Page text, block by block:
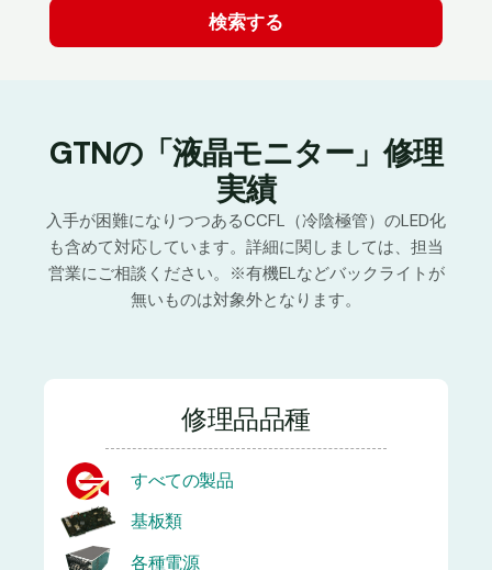
GTNの「液晶モニター」修理
実績
入手が困難になりつつあるCCFL（冷陰極管）のLED化
も含めて対応しています。詳細に関しましては、担当
営業にご相談ください。※有機ELなどバックライトが
無いものは対象外となります。
修理品品種
すべての製品
基板類
各種電源